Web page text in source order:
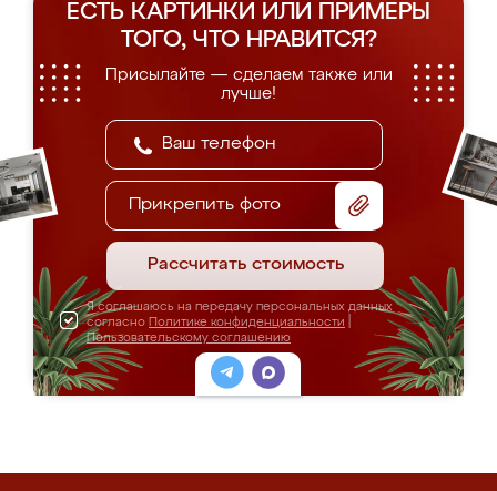
ЕСТЬ КАРТИНКИ ИЛИ ПРИМЕРЫ
ТОГО, ЧТО НРАВИТСЯ?
Присылайте — сделаем также или
лучше!
Прикрепить фото
Рассчитать стоимость
Я соглашаюсь на передачу персональных данных
согласно Политике конфиденциальности
Пользовательскому соглашению